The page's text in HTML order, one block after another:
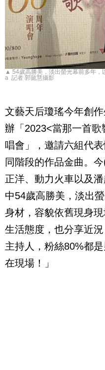
▲ 54歲高勝美，淡出螢光幕前多年，
a 記者 郭懿慧攝影
文藝天后瓊瑤今年創
辦「 2023<當那一首歌
唱會」，邀請六組代
同階段的作品金曲。今
正洋、動力火車以及
中54歲高勝美，淡出
身材，容貌依舊現身
生活態度，也分享近
主持人，粉絲80%都
在現場！」